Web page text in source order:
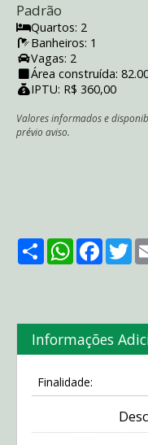
Padrão
Quartos: 2
Banheiros: 1
Vagas: 2
Área construída:
IPTU: R$ 360,00
Valores informados e
prévio aviso.
ShareWhatsApp
Informações
Finalidade: